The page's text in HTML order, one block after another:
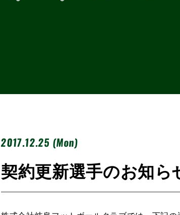
2017.12.25 (Mon)
契約更新選手のお知ら